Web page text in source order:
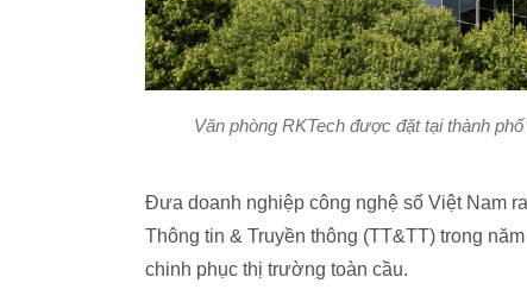
Văn phòng RKTech được đặt tại thành
Đưa doanh nghiệp công nghệ số Việt Nam
Thông tin & Truyền thông (TT&TT) trong
chinh phục thị trường toàn cầu.